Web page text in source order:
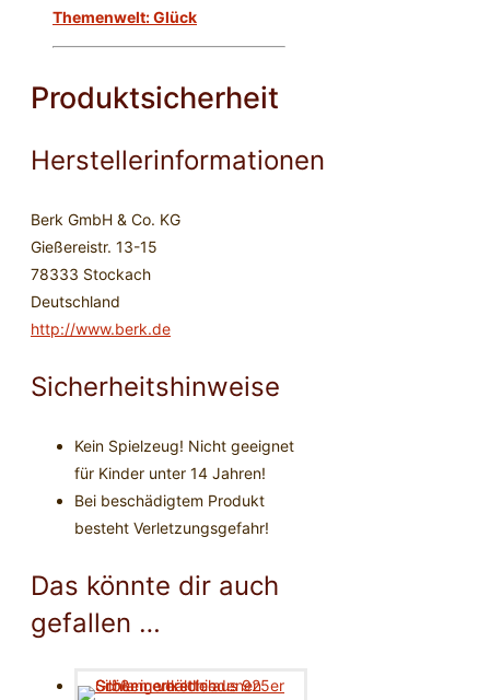
Themenwelt: Glück
Produktsicherheit
Herstellerinformationen
Berk GmbH & Co. KG
Gießereistr. 13-15
78333 Stockach
Deutschland
http://www.berk.de
Sicherheitshinweise
Kein Spielzeug! Nicht geeignet
für Kinder unter 14 Jahren!
Bei beschädigtem Produkt
besteht Verletzungsgefahr!
Das könnte dir auch
gefallen …